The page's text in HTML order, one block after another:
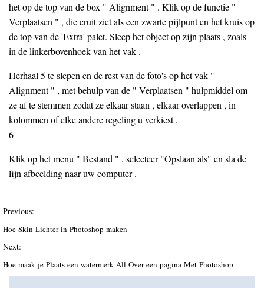
het op de top van de box " Alignment " . Klik op de functie "
Verplaatsen " , die eruit ziet als een zwarte pijlpunt en het kruis op
de top van de 'Extra' palet. Sleep het object op zijn plaats , zoals
in de linkerbovenhoek van het vak .
Herhaal 5 te slepen en de rest van de foto's op het vak "
Alignment " , met behulp van de " Verplaatsen " hulpmiddel om
ze af te stemmen zodat ze elkaar staan ​​, elkaar overlappen , in
kolommen of elke andere regeling u verkiest .
6
Klik op het menu " Bestand " , selecteer "Opslaan als" en sla de
lijn afbeelding naar uw computer .
Previous:
Hoe Skin Lichter in Photoshop maken
Next:
Hoe maak je Plaats een watermerk All Over een pagina Met Photoshop